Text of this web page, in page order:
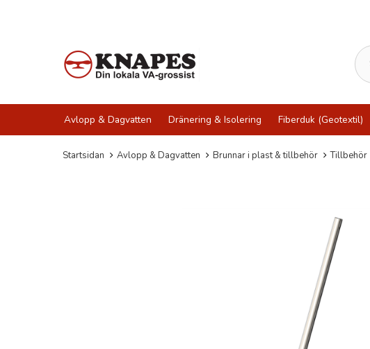
Avlopp & Dagvatten Dränering & Isolering Fiberduk (Geotextil)
Startsidan Avlopp & Dagvatten Brunnar i plast & tillbehör Tillbehör